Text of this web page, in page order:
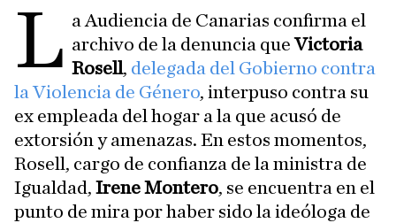
L a Audiencia de Canarias confirma el
archivo de la denuncia queVictoria
Rosell, delegada del Gobierno contra
la Violencia de Género, interpuso contra su
ex empleada del hogar a la que acusó de
extorsión y amenazas. En estos momentos,
Rosell, cargo de confianza de la ministra de
Igualdad, Irene Montero, se encuentra en el
punto de mira por haber sido la ideóloga de